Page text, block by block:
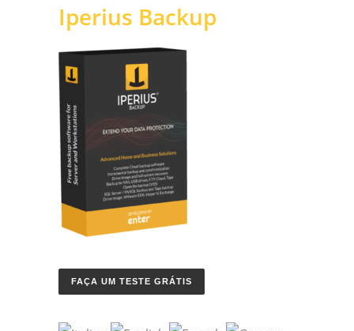
Iperius Backup
FAÇA UM TESTE GRÁTIS